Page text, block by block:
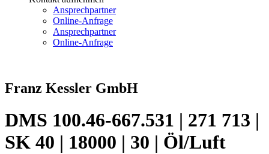
Ansprechpartner
Online-Anfrage
Ansprechpartner
Online-Anfrage
Franz Kessler GmbH
DMS 100.46-667.531 | 271 713 |
SK 40 | 18000 | 30 | Öl/Luft